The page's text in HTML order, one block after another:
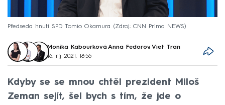
Předseda hnutí SPD Tomio Okamura Zdroj: CNN Prima NEWS
Monika Kabourková,Anna Fedorov,Viet Tran
16. říj 2021, 18:56
Kdyby se se mnou chtěl prezident Miloš
Zeman sejít, šel bych s tím, že jde o